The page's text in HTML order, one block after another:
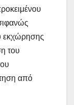
εκχώρησης
του
από